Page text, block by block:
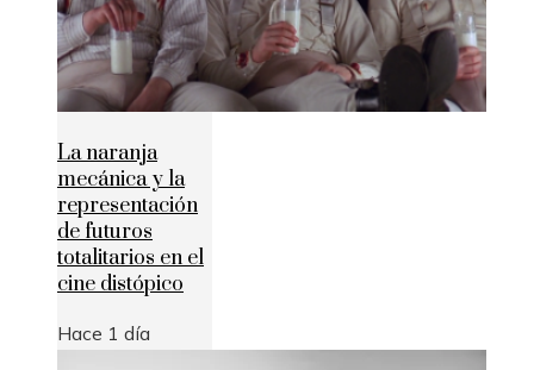
La naranja
mecánica y la
representación
de futuros
totalitarios en el
cine distópico
Hace 1 día